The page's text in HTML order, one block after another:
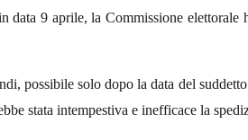
data 9 aprile, la Commissione elettorale
possibile solo dopo la data del
stata intempestiva e inefficace la